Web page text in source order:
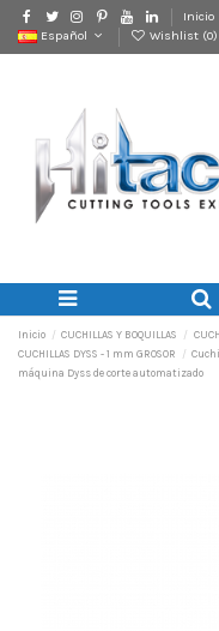
Inicio
Español
Wishlist (0)
Inicio CUCHILLAS Y BOQUILLAS
CUCHILLAS DYSS - 1 mm GROSOR
máquina Dyss de corte automatizado